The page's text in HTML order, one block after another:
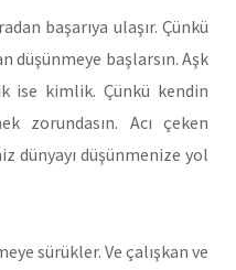
başarıya ulaşır. Çünkü
düşünmeye başlarsın. Aşk
ise kimlik. Çünkü kendin
zorundasın. Acı çeken
dünyayı düşünmenize yol
sürükler. Ve çalışkan ve